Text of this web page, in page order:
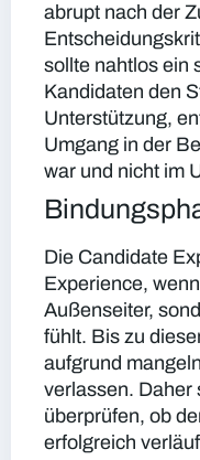
abrupt nach der
sollte nahtlos ein
Kandidaten den
Unterstützung,
Umgang in der
war und nicht im
Die Candidate
Experience,
Außenseiter,
fühlt. Bis zu
aufgrund
verlassen. Daher
überprüfen, ob
erfolgreich